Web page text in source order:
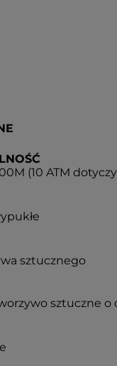
(10 ATM
sztucznego
sztuczne o